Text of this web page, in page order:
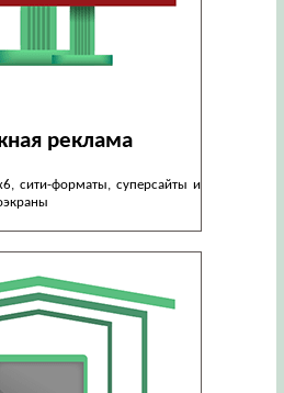
реклама
сити-форматы, суперсайты и